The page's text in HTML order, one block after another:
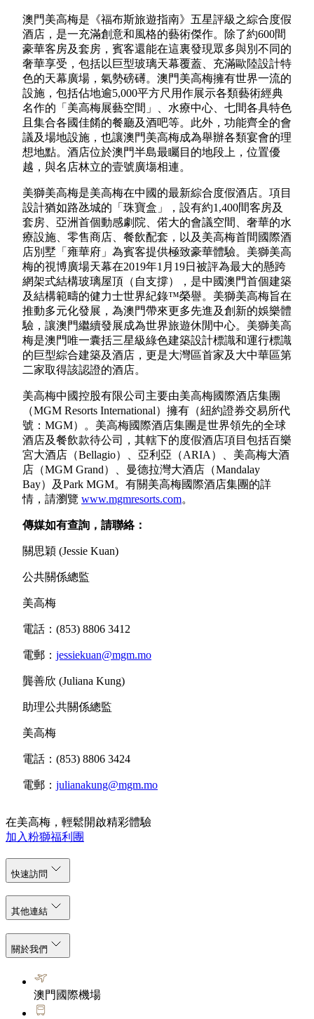
澳門美高梅是《福布斯旅遊指南》五星評級之綜合度假
酒店，是一充滿創意和風格的藝術傑作。除了約600間
豪華客房及套房，賓客還能在這裏發現眾多與別不同的
奢華享受，包括以巨型玻璃天幕覆蓋、充滿歐陸設計特
色的天幕廣場，氣勢磅礡。澳門美高梅擁有世界一流的
設施，包括佔地逾5,000平方尺用作展示各類藝術經典
名作的「美高梅展藝空間」、水療中心、七間各具特色
且集合各國佳餚的餐廳及酒吧等。此外，功能齊全的會
議及場地設施，也讓澳門美高梅成為舉辦各類宴會的理
想地點。酒店位於澳門半島最矚目的地段上，位置優
越，與名店林立的壹號廣塲相連。
美獅美高梅是美高梅在中國的最新綜合度假酒店。項目
設計猶如路氹城的「珠寶盒」，設有約1,400間客房及
套房、亞洲首個動感劇院、偌大的會議空間、奢華的水
療設施、零售商店、餐飲配套，以及美高梅首間國際酒
店別墅「雍華府」為賓客提供極致豪華體驗。美獅美高
梅的視博廣場天幕在2019年1月19日被評為最大的懸跨
網架式結構玻璃屋頂（自支撐），是中國澳門首個建築
及結構範疇的健力士世界紀錄™榮譽。美獅美高梅旨在
推動多元化發展，為澳門帶來更多先進及創新的娛樂體
驗，讓澳門繼續發展成為世界旅遊休閒中心。美獅美高
梅是澳門唯一囊括三星級綠色建築設計標識和運行標識
的巨型綜合建築及酒店，更是大灣區首家及大中華區第
二家取得該認證的酒店。
美高梅中國控股有限公司主要由美高梅國際酒店集團
（MGM Resorts International）擁有（紐約證券交易所代
號：MGM）。美高梅國際酒店集團是世界領先的全球
酒店及餐飲款待公司，其轄下的度假酒店項目包括百樂
宮大酒店（Bellagio）、亞利亞（ARIA）、美高梅大酒
店（MGM Grand）、曼德拉灣大酒店（Mandalay
Bay）及Park MGM。有關美高梅國際酒店集團的詳
情，請瀏覽 www.mgmresorts.com。
傳媒如有查詢，請聯絡：
關思穎 (Jessie Kuan)
公共關係總監
美高梅
電話：(853) 8806 3412
電郵： jessiekuan@mgm.mo
龔善欣 (Juliana Kung)
助理公共關係總監
美高梅
電話：(853) 8806 3424
電郵： julianakung@mgm.mo
在美高梅，輕鬆開啟精彩體驗
加入粉獅福利團
快速訪問
其他連結
關於我們
澳門國際機場